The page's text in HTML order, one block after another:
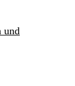
und